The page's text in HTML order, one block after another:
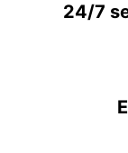
24/7